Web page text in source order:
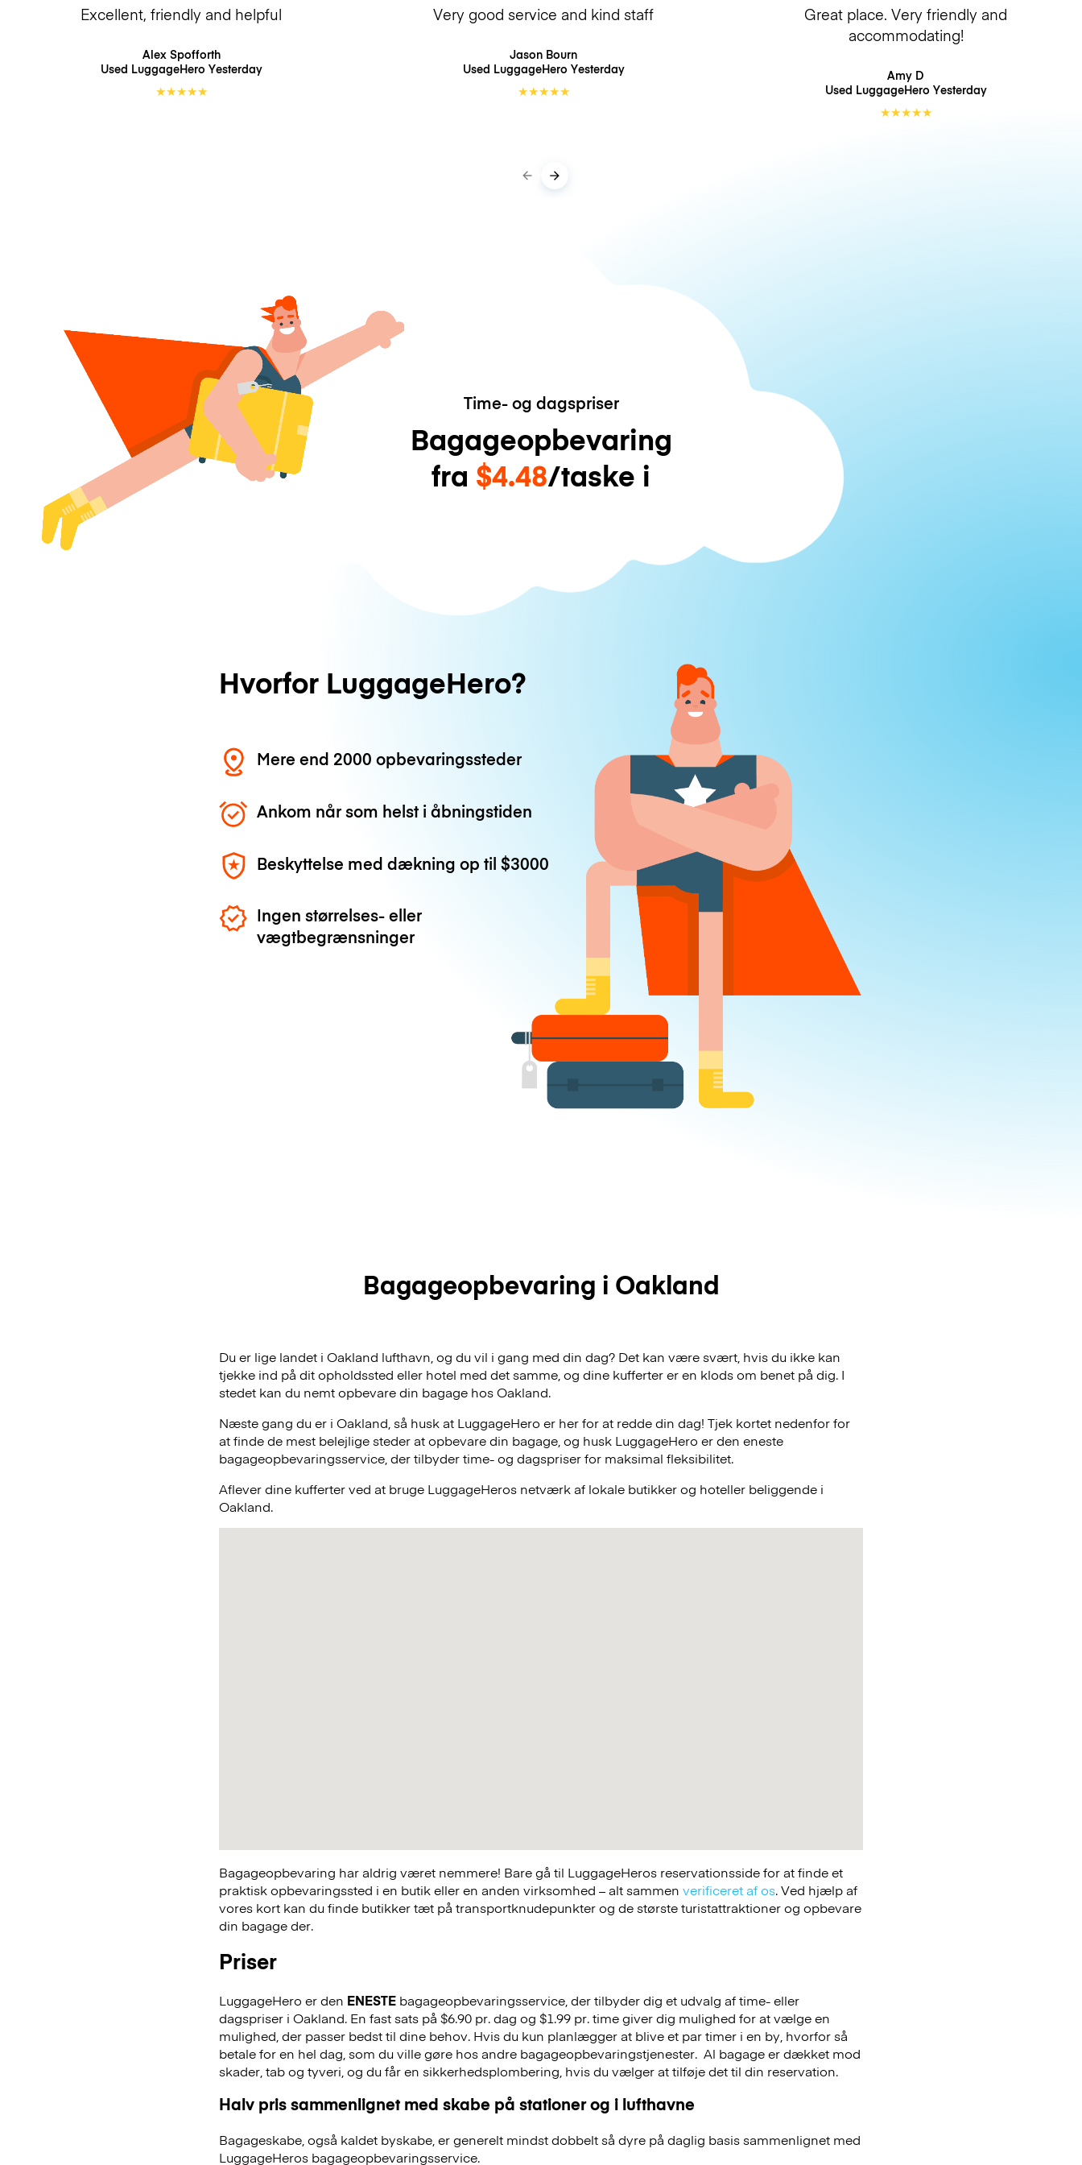
Excellent, friendly and helpful
Alex Spofforth
Used LuggageHero Yesterday
★★★★★
Very good service and kind staff
Jason Bourn
Used LuggageHero Yesterday
★★★★★
Great place. Very friendly and
accommodating!
Amy D
Used LuggageHero Yesterday
★★★★★
Time- og dagspriser
Bagageopbevaring
fra $4.48/taske i
Hvorfor LuggageHero?
Mere end 2000 opbevaringssteder
Ankom når som helst i åbningstiden
Beskyttelse med dækning op til$3000
Ingen størrelses- eller
vægtbegrænsninger
Bagageopbevaring i Oakland
Du er lige landet i Oakland lufthavn, og du vil i gang med din dag? Det kan være svært, hvis du ikke kan
tjekke ind på dit opholdssted eller hotel med det samme, og dine kufferter er en klods om benet på dig. I
stedet kan du nemt opbevare din bagage hos Oakland.
Næste gang du er i Oakland, så husk at LuggageHero er her for at redde din dag! Tjek kortet nedenfor for
at finde de mest belejlige steder at opbevare din bagage, og husk LuggageHero er den eneste
bagageopbevaringsservice, der tilbyder time- og dagspriser for maksimal fleksibilitet.
Aflever dine kufferter ved at bruge LuggageHeros netværk af lokale butikker og hoteller beliggende i
Oakland.
Bagageopbevaring har aldrig været nemmere! Bare gå til LuggageHeros reservationsside for at finde et
praktisk opbevaringssted i en butik eller en anden virksomhed – alt sammen verificeret af os. Ved hjælp af
vores kort kan du finde butikker tæt på transportknudepunkter og de største turistattraktioner og opbevare
din bagage der.
Priser
LuggageHero er den ENESTE bagageopbevaringsservice, der tilbyder dig et udvalg af time- eller
dagspriser i Oakland. En fast sats på $6.90 pr. dag og $1.99 pr. time giver dig mulighed for at vælge en
mulighed, der passer bedst til dine behov. Hvis du kun planlægger at blive et par timer i en by, hvorfor så
betale for en hel dag, som du ville gøre hos andre bagageopbevaringstjenester. Al bagage er dækket mod
skader, tab og tyveri, og du får en sikkerhedsplombering, hvis du vælger at tilføje det til din reservation.
Halv pris sammenlignet med skabe på stationer og i lufthavne
Bagageskabe, også kaldet byskabe, er generelt mindst dobbelt så dyre på daglig basis sammenlignet med
LuggageHeros bagageopbevaringsservice.